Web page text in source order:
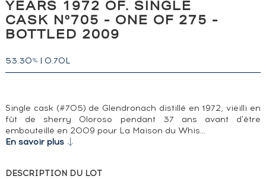
YEARS 1972 OF. SINGLE
CASK N°705 - ONE OF 275 -
BOTTLED 2009
53.30% | 0.70L
Single cask (#705) de Glendronach distillé en 1972, vieilli en
fût de sherry Oloroso pendant 37 ans avant d'être
embouteillé en 2009 pour La Maison du Whis…
En savoir plus
DESCRIPTION DU LOT